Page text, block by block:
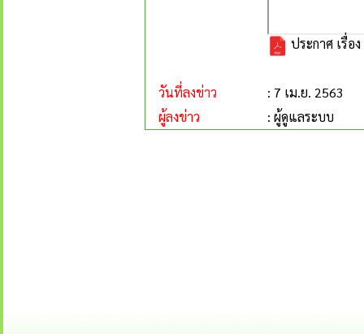
ประกาศ เรื่อ
วันที่ลงข่าว
: 7 เม.ย. 2563
ผู้ลงข่าว
: ผู้ดูแลระบบ